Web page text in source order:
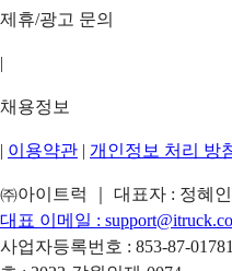
제휴/광고 문의
|
채용정보
| 이용약관 | 개인정보 처리 방
㈜아이트럭 ｜ 대표자 : 정혜
대표 이메일 :
사업자등록번호 : 853-87-01781